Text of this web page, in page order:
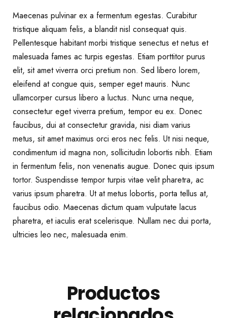
Maecenas pulvinar ex a fermentum egestas. Curabitur
tristique aliquam felis, a blandit nisl consequat quis.
Pellentesque habitant morbi tristique senectus et netus et
malesuada fames ac turpis egestas. Etiam porttitor purus
elit, sit amet viverra orci pretium non. Sed libero lorem,
eleifend at congue quis, semper eget mauris. Nunc
ullamcorper cursus libero a luctus. Nunc urna neque,
consectetur eget viverra pretium, tempor eu ex. Donec
faucibus, dui at consectetur gravida, nisi diam varius
metus, sit amet maximus orci eros nec felis. Ut nisi neque,
condimentum id magna non, sollicitudin lobortis nibh. Etiam
in fermentum felis, non venenatis augue. Donec quis ipsum
tortor. Suspendisse tempor turpis vitae velit pharetra, ac
varius ipsum pharetra. Ut at metus lobortis, porta tellus at,
faucibus odio. Maecenas dictum quam vulputate lacus
pharetra, et iaculis erat scelerisque. Nullam nec dui porta,
ultricies leo nec, malesuada enim.
Productos